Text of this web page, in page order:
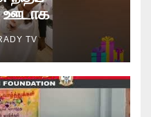
ஊடாக
வீடியோ
TV